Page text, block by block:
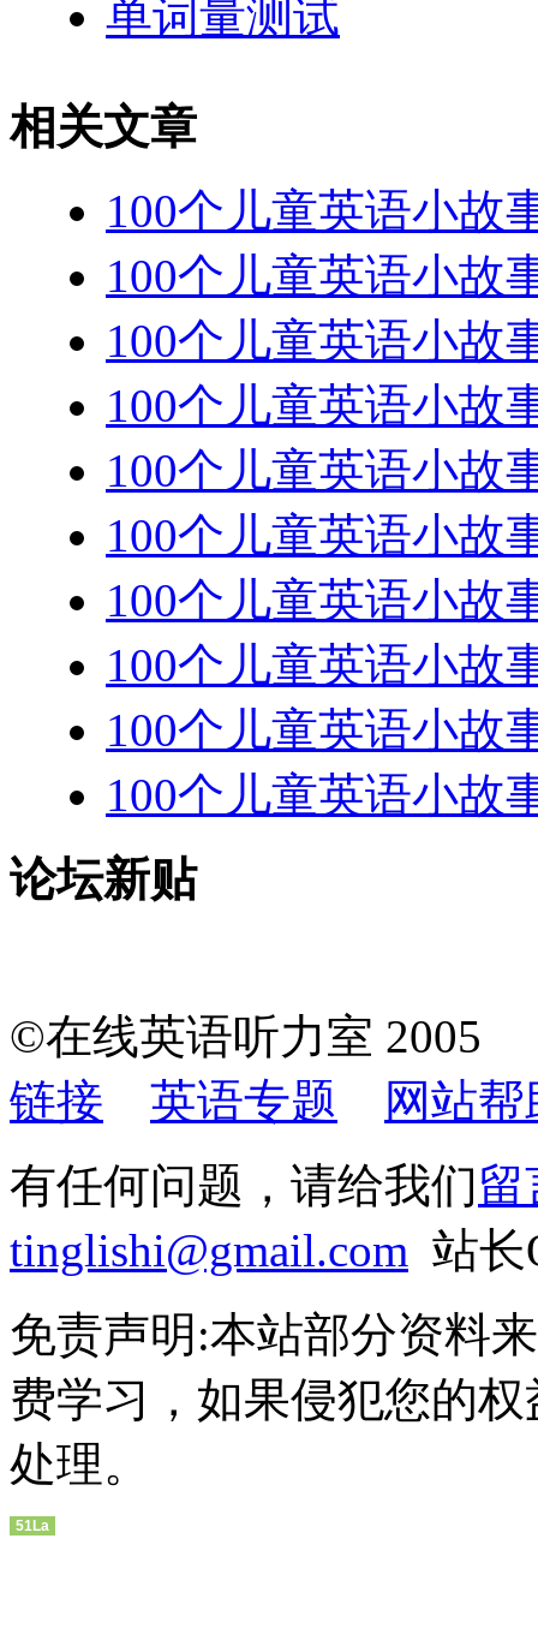
单词量测试
相关文章
100个儿童英语小故
100个儿童英语小故
100个儿童英语小故
100个儿童英语小故
100个儿童英语小故
100个儿童英语小故
100个儿童英语小故
100个儿童英语小故
100个儿童英语小故
100个儿童英语小故
论坛新贴
©在线英语听力室
链接
英语专题
网站帮
有任何问题，请给我们留
tinglishi@gmail.com 站长
免责声明:本站部分资料
费学习，如果侵犯您的
处理。
51La